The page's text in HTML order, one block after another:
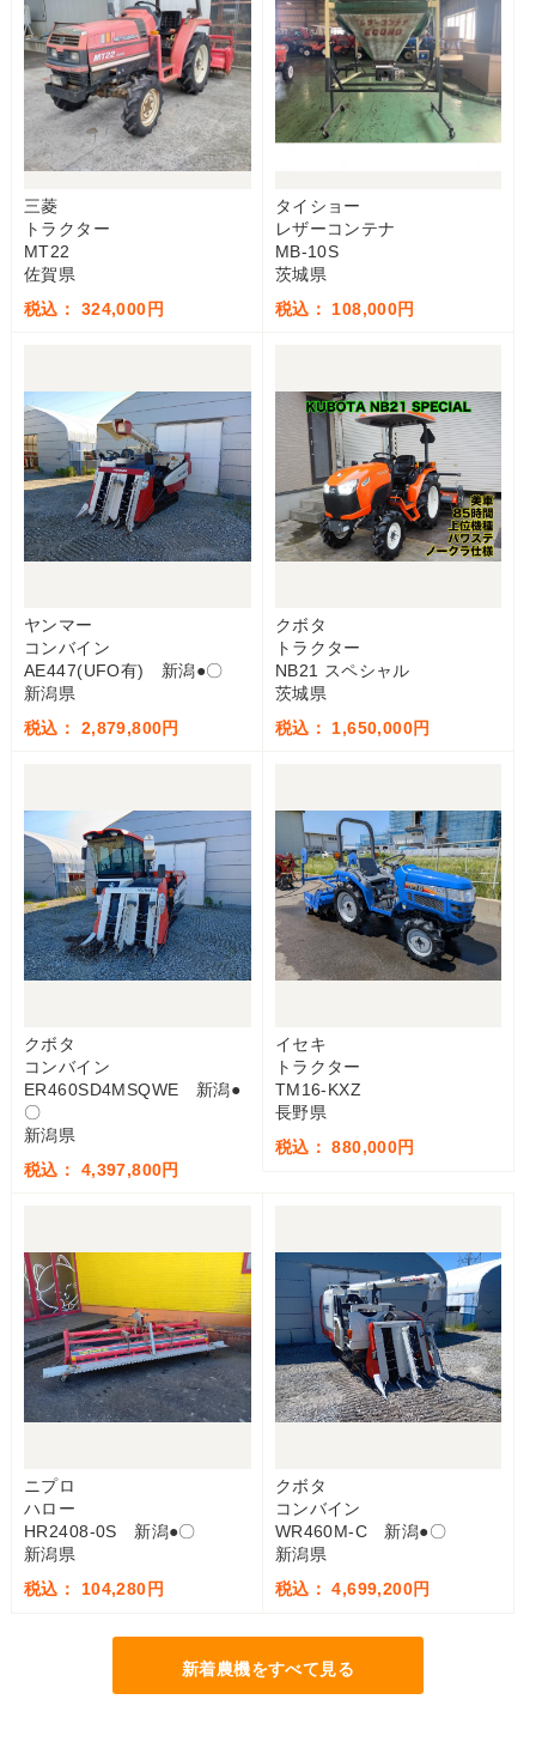
三菱
トラクター
MT22
佐賀県
税込： 324,000円
タイショー
レザーコンテナ
MB-10S
茨城県
税込： 108,000円
ヤンマー
コンバイン
AE447(UFO有) 新潟●〇
新潟県
税込： 2,879,800円
クボタ
トラクター
NB21 スペシャル
茨城県
税込： 1,650,000円
クボタ
コンバイン
ER460SD4MSQWE 新潟●
〇
新潟県
税込： 4,397,800円
イセキ
トラクター
TM16-KXZ
長野県
税込： 880,000円
ニプロ
ハロー
HR2408-0S 新潟●〇
新潟県
税込： 104,280円
クボタ
コンバイン
WR460M-C 新潟●〇
新潟県
税込： 4,699,200円
新着農機をすべて見る